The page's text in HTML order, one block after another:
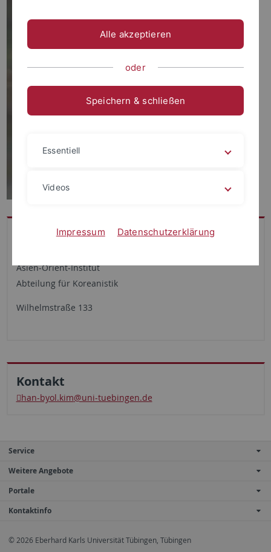
Adresse
Asien-Orient-Institut
Abteilung für Koreanistik
Wilhelmstraße 133
Kontakt
han-byol.kim@uni-tuebingen.de
Service
Weitere Angebote
Portale
Kontaktinfo
© 2026 Eberhard Karls Universität Tübingen, Tübingen
Alle akzeptieren
oder
Speichern & schließen
Essentiell
Videos
Impressum Datenschutzerklärung